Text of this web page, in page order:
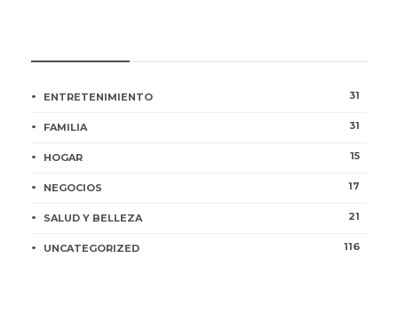
ENTRETENIMIENTO 31
FAMILIA 31
HOGAR 15
NEGOCIOS 17
SALUD Y BELLEZA 21
UNCATEGORIZED 116